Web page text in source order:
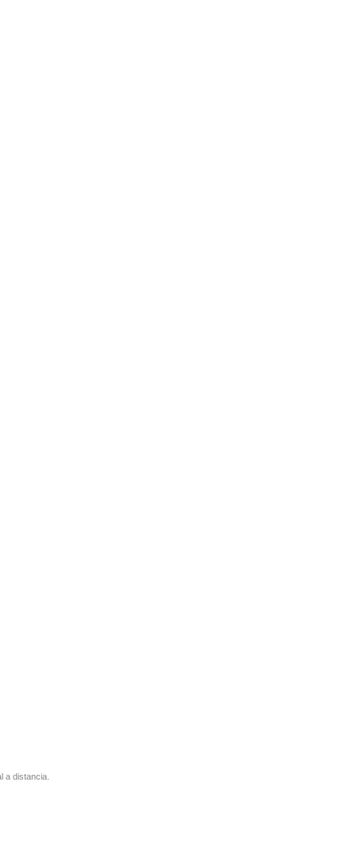
a distancia.